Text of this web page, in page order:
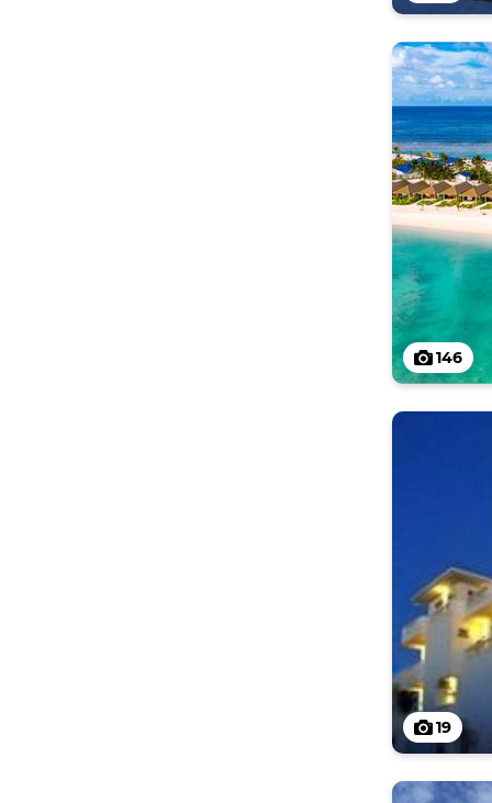
146
19